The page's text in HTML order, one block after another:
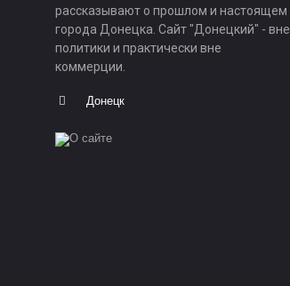
рассказывают о прошлом и настоящем
города Донецка. Сайт "Донецкий" - вне
политики и практически вне
коммерции.
Донецк